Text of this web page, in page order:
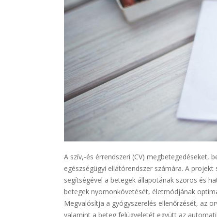
A szív,-és érrendszeri (CV) megbetegedéseket,
egészségügyi ellátórendszer számára. A
segítségével a betegek állapotának szoros és
betegek nyomonkövetését, életmódjának
Megvalósítja a gyógyszerelés ellenőrzését, az
valamint a beteg felügyeletét együtt az